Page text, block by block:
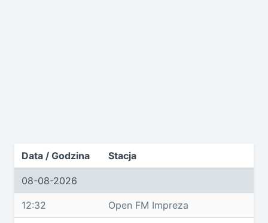
Data / Godzina Stacja
08-08-2026
12:32 Open FM Impreza